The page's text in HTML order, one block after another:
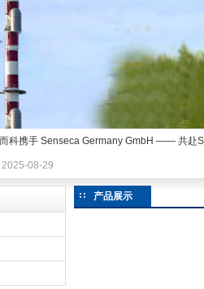
司
科携手 Senseca Germany GmbH —— 共赴
2025-08-29
产品展示